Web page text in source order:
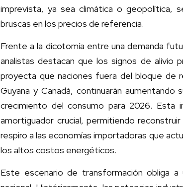
imprevista, ya sea climática o geopolítica,
bruscas en los precios de referencia.
Frente a la dicotomía entre una demanda
analistas destacan que los signos de alivio
proyecta que naciones fuera del bloque de
Guyana y Canadá, continuarán
crecimiento del consumo para 2026. Esta
amortiguador crucial, permitiendo
respiro a las economías importadoras que
los altos costos energéticos.
Este escenario de transformación obliga a